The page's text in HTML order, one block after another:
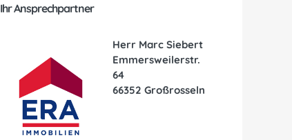
Ihr Ansprechpartner
Herr Marc Siebert
Emmersweilerstr.
64
66352 Großrosseln